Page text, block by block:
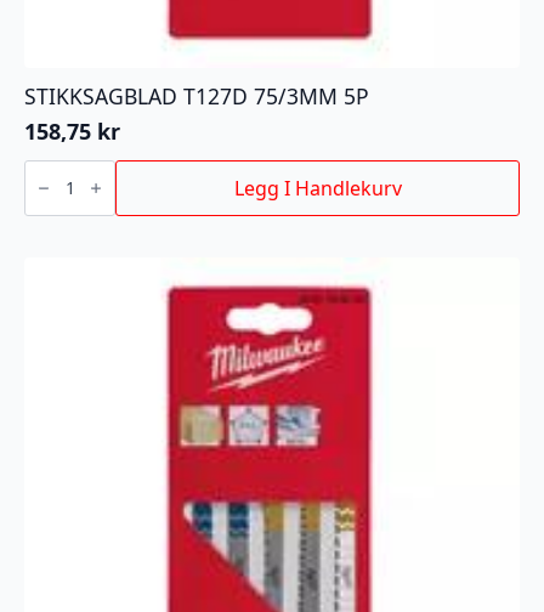
STIKKSAGBLAD T127D 75/3MM 5P
158,75 kr
STIKKSAGBLAD
T127D
75/3MM
5P
Legg I Handlekurv